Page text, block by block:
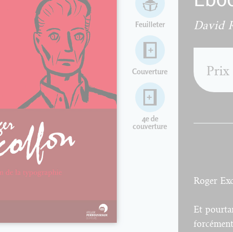
David
Feuilleter
Couverture
4e de
couverture
Prix
Roger
Et